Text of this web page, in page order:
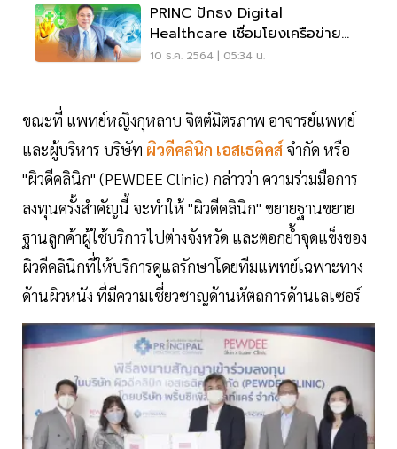
PRINC ปักธง Digital
Healthcare เชื่อมโยงเครือข่าย
แพลตฟอร์ม
10 ธ.ค. 2564 | 05:34 น.
ขณะที่ แพทย์หญิงกุหลาบ จิตต์มิตรภาพ อาจารย์แพทย์
และผู้บริหาร บริษัท ผิวดีคลินิก เอสเธติคส์ จำกัด หรือ
"ผิวดีคลินิก" (PEWDEE Clinic) กล่าวว่า ความร่วมมือการ
ลงทุนครั้งสำคัญนี้ จะทำให้ "ผิวดีคลินิก" ขยายฐานขยาย
ฐานลูกค้าผู้ใช้บริการไปต่างจังหวัด และตอกย้ำจุดแข็งของ
ผิวดีคลินิกที่ให้บริการดูแลรักษาโดยทีมแพทย์เฉพาะทาง
ด้านผิวหนัง ที่มีความเชี่ยวชาญด้านหัตถการด้านเลเซอร์